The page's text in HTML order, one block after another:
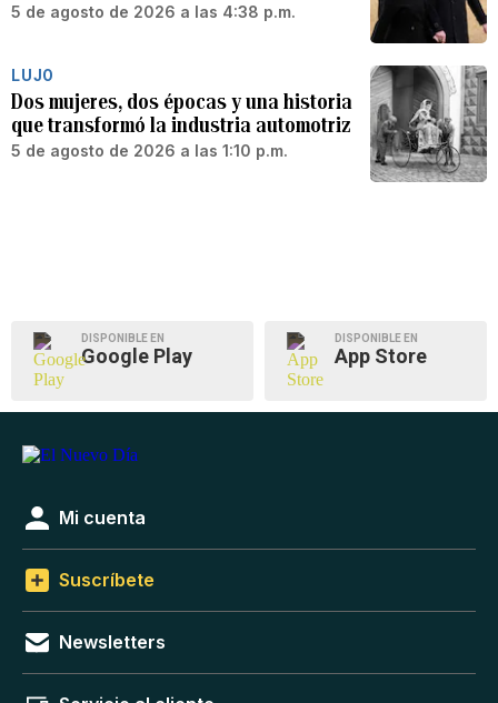
5 de agosto de 2026 a las 4:38 p.m.
LUJO
Dos mujeres, dos épocas y una historia
que transformó la industria automotriz
5 de agosto de 2026 a las 1:10 p.m.
DISPONIBLE EN
Google Play
DISPONIBLE EN
App Store
Mi cuenta
Suscríbete
Newsletters